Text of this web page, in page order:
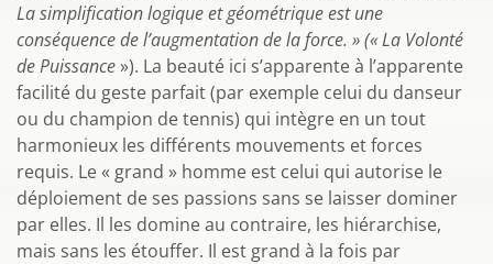
La simplification logique et géométrique est une
conséquence de l’augmentation de la force. » (« La Volonté
de Puissance»). La beauté ici s’apparente à l’apparente
facilité du geste parfait (par exemple celui du danseur
ou du champion de tennis) qui intègre en un tout
harmonieux les différents mouvements et forces
requis. Le « grand » homme est celui qui autorise le
déploiement de ses passions sans se laisser dominer
par elles. Il les domine au contraire, les hiérarchise,
mais sans les étouffer. Il est grand à la fois par